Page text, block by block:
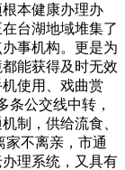
本健康办理办
台湖地域堆集了
事机构。更是为
能获得及时无效
使用、戏曲赏
条公交线中转，
制，供给流食、
家不离亲，市通
理系统，又具有